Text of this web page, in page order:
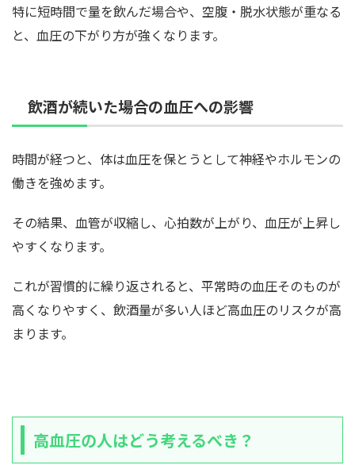
特に短時間で量を飲んだ場合や、空腹・脱水状態が重なる
と、血圧の下がり方が強くなります。
飲酒が続いた場合の血圧への影響
時間が経つと、体は血圧を保とうとして神経やホルモンの
働きを強めます。
その結果、血管が収縮し、心拍数が上がり、血圧が上昇し
やすくなります。
これが習慣的に繰り返されると、平常時の血圧そのものが
高くなりやすく、飲酒量が多い人ほど高血圧のリスクが高
まります。
高血圧の人はどう考えるべき？